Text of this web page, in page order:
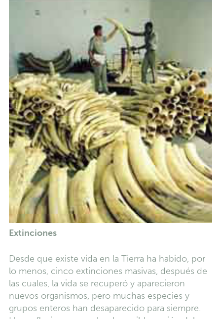
Extinciones
Desde que existe vida en la Tierra ha habido, por
lo menos, cinco extinciones masivas, después de
las cuales, la vida se recuperó y aparecieron
nuevos organismos, pero muchas especies y
grupos enteros han desaparecido para siempre.